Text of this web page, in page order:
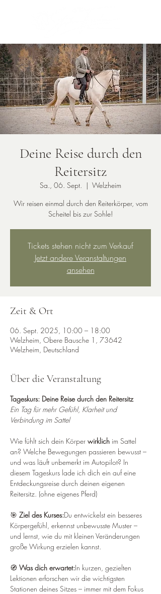
Deine Reise durch den
Reitersitz
Sa., 06. Sept.
  |
Welzheim
Wir reisen einmal durch den Reiterkörper, vom
Scheitel bis zur Sohle!
Tickets stehen nicht zum Verkauf
Jetzt andere Veranstaltungen
ansehen
Zeit & Ort
06. Sept. 2025, 10:00 – 18:00
Welzheim, Obere Bausche 1, 73642
Welzheim, Deutschland
Über die Veranstaltung
Tageskurs: Deine Reise durch den Reitersitz
Ein Tag für mehr Gefühl, Klarheit und
Verbindung im Sattel
Wie fühlt sich dein Körper wirklich im Sattel
an? Welche Bewegungen passieren bewusst –
und was läuft unbemerkt im Autopilot? In
diesem Tageskurs lade ich dich ein auf eine
Entdeckungsreise durch deinen eigenen
Reitersitz. (ohne eigenes Pferd)
🎯 Ziel des Kurses:Du entwickelst ein besseres
Körpergefühl, erkennst unbewusste Muster –
und lernst, wie du mit kleinen Veränderungen
große Wirkung erzielen kannst.
🧭 Was dich erwartet:In kurzen, gezielten
Lektionen erforschen wir die wichtigsten
Stationen deines Sitzes – immer mit dem Fokus